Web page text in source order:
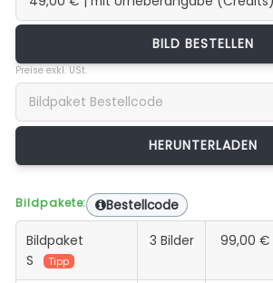
BILD BESTELLEN
Preise exkl. USt.
Bildpakete: Bestellcode
Bildpaket
S
Tipp
3 Bilder 99,00 €